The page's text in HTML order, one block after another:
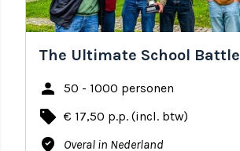
The Ultimate School Battle
person 50 - 1000 personen
local_offer € 17,50 p.p. (incl. btw)
where_to_vote Overal in Nederland